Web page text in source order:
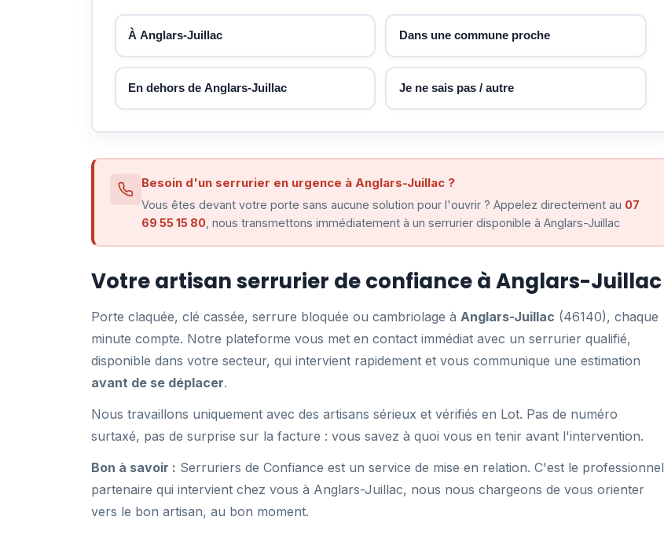
À Anglars-Juillac Dans une commune proche
En dehors de Anglars-Juillac Je ne sais pas / autre
Besoin d'un serrurier en urgence à Anglars-Juillac ?
Vous êtes devant votre porte sans aucune solution pour l'ouvrir ? Appelez directement au 07
69 55 15 80 , nous transmettons immédiatement à un serrurier disponible à Anglars-Juillac
Votre artisan serrurier de confiance à Anglars-Juillac
Porte claquée, clé cassée, serrure bloquée ou cambriolage à Anglars-Juillac (46140), chaque
minute compte. Notre plateforme vous met en contact immédiat avec un serrurier qualifié,
disponible dans votre secteur, qui intervient rapidement et vous communique une estimation
avant de se déplacer.
Nous travaillons uniquement avec des artisans sérieux et vérifiés en Lot. Pas de numéro
surtaxé, pas de surprise sur la facture : vous savez à quoi vous en tenir avant l'intervention.
Bon à savoir : Serruriers de Confiance est un service de mise en relation. C'est le professionnel
partenaire qui intervient chez vous à Anglars-Juillac, nous nous chargeons de vous orienter
vers le bon artisan, au bon moment.